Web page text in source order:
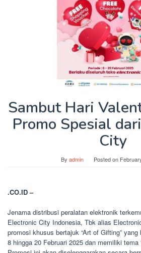
Sambut Hari
Promo Spesial
City
By admin Posted on
.CO.ID –
Jenama distribusi peralatan elektronik
Electronic City Indonesia, Tbk alias
promosi khusus bertajuk “Art of Gifting”
8 hingga 20 Februari 2025 dan memiliki tema